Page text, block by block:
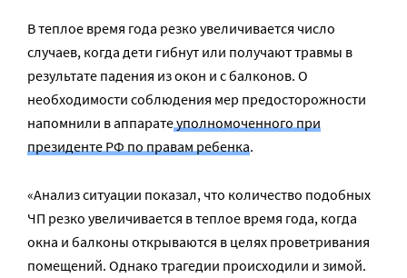
В теплое время года резко увеличивается число
случаев, когда дети гибнут или получают травмы в
результате падения из окон и с балконов. О
необходимости соблюдения мер предосторожности
напомнили в аппаратеуполномоченного при
президенте РФ по правам ребенка.
«Анализ ситуации показал, что количество подобных
ЧП резко увеличивается в теплое время года, когда
окна и балконы открываются в целях проветривания
помещений. Однако трагедии происходили и зимой.